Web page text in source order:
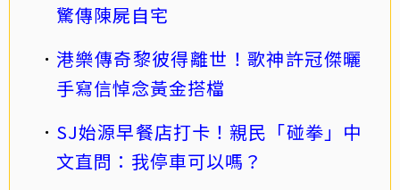
驚傳陳屍自宅
港樂傳奇黎彼得離世！歌神許冠傑曬
手寫信悼念黃金搭檔
SJ始源早餐店打卡！親民「碰拳」中
文直問：我停車可以嗎？